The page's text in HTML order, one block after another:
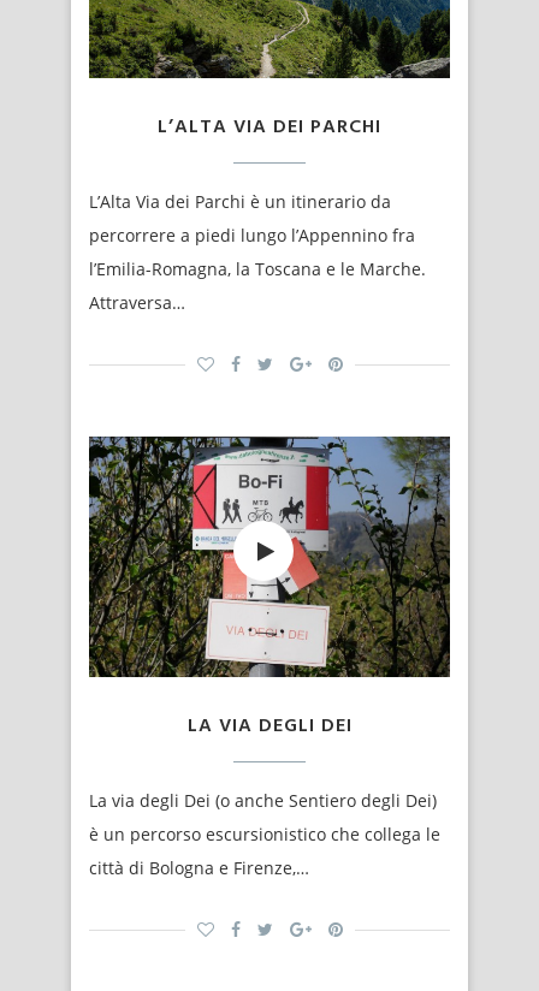
L’ALTA VIA DEI PARCHI
L’Alta Via dei Parchi è un itinerario da
percorrere a piedi lungo l’Appennino fra
l’Emilia-Romagna, la Toscana e le Marche.
Attraversa…
LA VIA DEGLI DEI
La via degli Dei (o anche Sentiero degli Dei)
è un percorso escursionistico che collega le
città di Bologna e Firenze,…